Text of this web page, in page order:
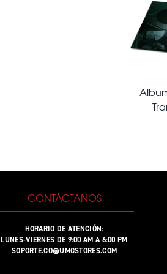
CONTÁCTANOS
HORARIO DE ATENCIÓN:
LUNES-VIERNES DE 9:00 AM A 6:00 PM
SOPORTE.CO@UMGSTORES.COM